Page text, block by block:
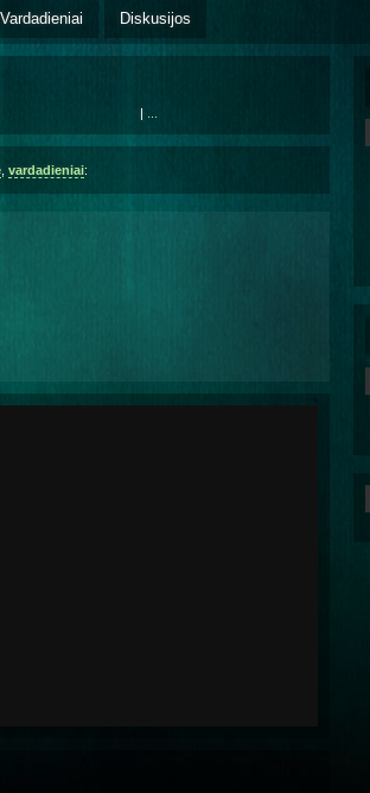
Vardadieniai Diskusijos
|
vardadieniai: